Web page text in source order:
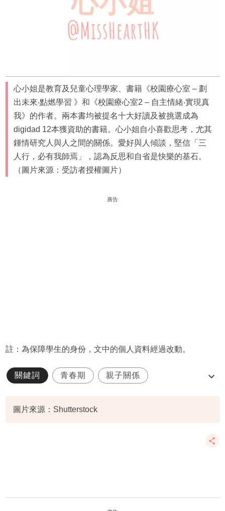
心小姐是教育及兒童心理學家、書籍《校園療心室 – 劃
出未來‧點燃學習 》和《校園療心室2 – 自主情緒‧實現真
我》的作者。兩本書均被提名十大好讀及被挑選成為
digidad 12本獲資助的書籍。心小姐自小喜歡思考，尤其
鍾情研究人與人之間的關係。愛好與人傾談，堅信「三
人行，必有我師焉」，認為反思和自省是快樂的基石。
（圖片來源：受訪者授權圖片）
廣告
註：為保障學生的身份，文中的個人資料經過改動。
關鍵詞 青春期 親子關係
圖片來源：Shutterstock